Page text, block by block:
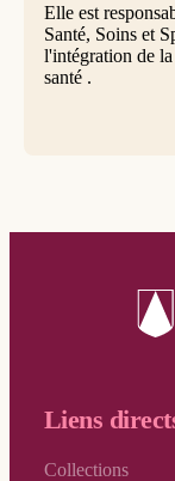
Elle est
Santé, Soins et
l'intégration de
santé .
Liens
Collections